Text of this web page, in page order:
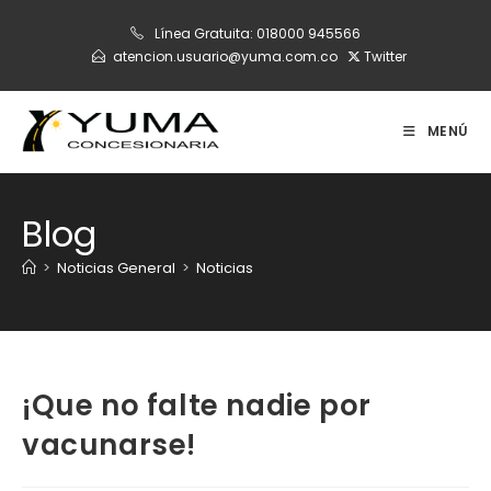
Línea Gratuita: 018000 945566
atencion.usuario@yuma.com.co
Twitter
MENÚ
Blog
> Noticias General > Noticias
¡Que no falte nadie por
vacunarse!